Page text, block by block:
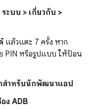
ระบบ > เกี่ยวกับ >
แล้วแตะ 7 ครั้ง หาก
PIN หรือรูปแบบ ให้ป้อน
สำหรับนักพัฒนาแอป
ง ADB